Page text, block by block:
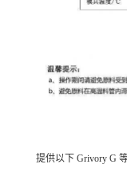
提供以下 Grivory G 等